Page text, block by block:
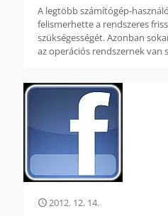
A legtöbb számítógép-
felismerhette a rendszeres
szükségességét. Azonban
az operációs rendszernek van
2012. 12. 14.